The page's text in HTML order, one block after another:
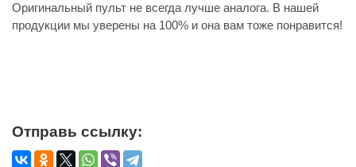
Оригинальный пульт не всегда лучше аналога. В нашей
продукции мы уверены на 100% и она вам тоже понравится!
Отправь ссылку: